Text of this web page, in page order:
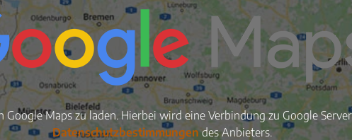
Google Maps zu laden. Hierbei wird eine Verbindung zu Google
Datenschutzbestimmungendes Anbieters.